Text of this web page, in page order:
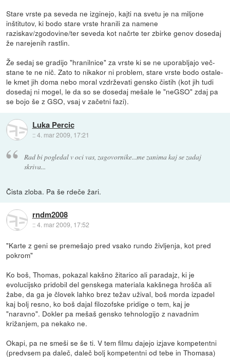
Stare vrste pa seveda ne izginejo, kajti na svetu je na miljone
inštitutov, ki bodo stare vrste hranili za namene
raziskav/zgodovine/ter seveda kot načrte ter zbirke genov dosedaj
že narejenih rastlin.
Že sedaj se gradijo "hranilnice" za vrste ki se ne uporabljajo več-
stane te ne nič. Zato to nikakor ni problem, stare vrste bodo ostale-
le kmet jih doma nebo moral vzdrževati gensko čistih (kot jih tudi
dosedaj ni mogel, le da so se dosedaj mešale le "neGSO" zdaj pa
se bojo še z GSO, vsaj v začetni fazi).
Luka Percic
::4. mar 2009, 17:21
Rad bi pogledal v oci vas, zagovornike...me zanima kaj se zadaj
skriva...
Čista zloba. Pa še rdeče žari.
rndm2008
::4. mar 2009, 17:52
"Karte z geni se premešajo pred vsako rundo življenja, kot pred
pokrom"
Ko boš, Thomas, pokazal kakšno žitarico ali paradajz, ki je
evolucijsko pridobil del genskega materiala kakšnega hrošča ali
žabe, da ga je človek lahko brez težav užival, boš morda izpadel
kaj bolj resno, ko boš dajal filozofske pridige o tem, kaj je
"naravno". Dokler pa mešaš gensko tehnologijo z navadnim
križanjem, pa nekako ne.
Okapi, pa ne smeši se še ti. V tem filmu dajejo izjave kompetentni
(predvsem pa daleč, daleč bolj kompetentni od tebe in Thomasa)